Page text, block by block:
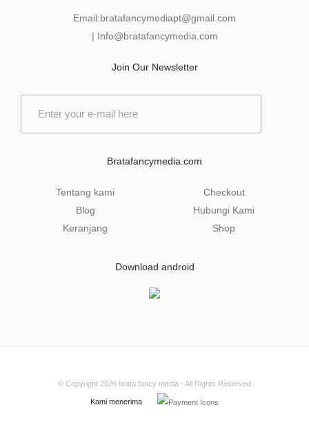
Email:bratafancymediapt@gmail.com
| Info@bratafancymedia .com
Join Our Newsletter
Bratafancymedia.com
Tentang kami
Blog
Keranjang
Checkout
Hubungi Kami
Shop
Download android
Kami menerima
© Copyright 2026 brata fancy media - All Rights Reserved